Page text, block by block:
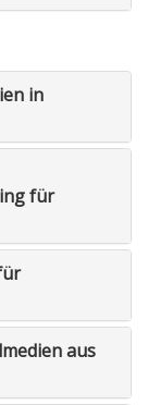
in
für
aus